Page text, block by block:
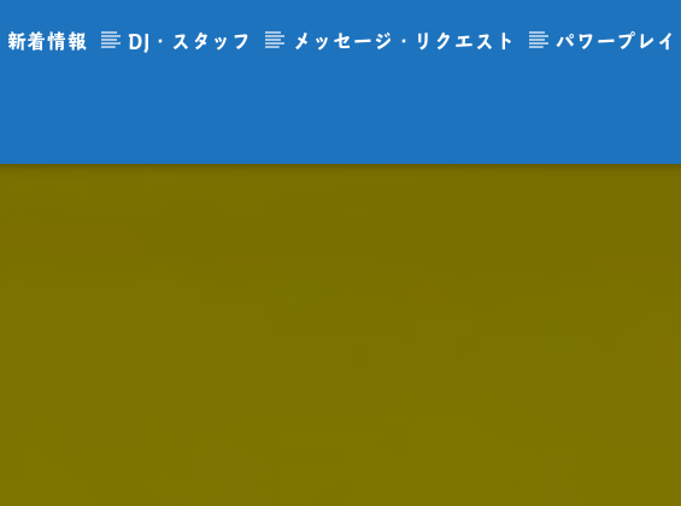
新着情報 DJ・スタッフ メッセージ・リクエスト パワープレイ